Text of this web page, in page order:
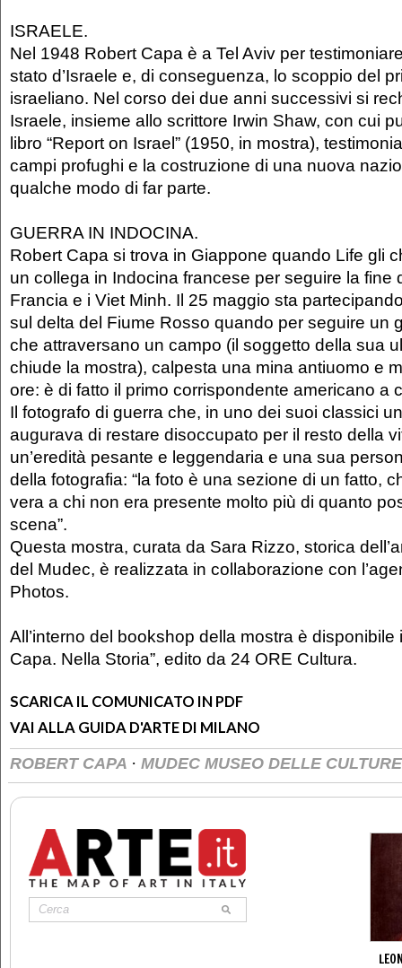
ISRAELE.
Nel 1948 Robert Capa è a Tel Aviv per
stato d’Israele e, di conseguenza, lo scoppio del
israeliano. Nel corso dei due anni successivi si
Israele, insieme allo scrittore Irwin Shaw, con cui
libro “Report on Israel” (1950, in mostra),
campi profughi e la costruzione di una nuova
qualche modo di far parte.
GUERRA IN INDOCINA.
Robert Capa si trova in Giappone quando Life gli
un collega in Indocina francese per seguire la fine
Francia e i Viet Minh. Il 25 maggio sta
sul delta del Fiume Rosso quando per seguire un
che attraversano un campo (il soggetto della sua
chiude la mostra), calpesta una mina antiuomo e
ore: è di fatto il primo corrispondente americano a
Il fotografo di guerra che, in uno dei suoi classici
augurava di restare disoccupato per il resto della
un’eredità pesante e leggendaria e una sua
della fotografia: “la foto è una sezione di un fatto,
vera a chi non era presente molto più di quanto
scena”.
Questa mostra, curata da Sara Rizzo, storica
del Mudec, è realizzata in collaborazione con
Photos.
All’interno del bookshop della mostra è disponibile
Capa. Nella Storia”, edito da 24 ORE Cultura.
SCARICA IL COMUNICATO IN PDF
VAI ALLA GUIDA D'ARTE DI MILANO
ROBERT CAPA · MUDEC MUSEO DELLE CULTURE